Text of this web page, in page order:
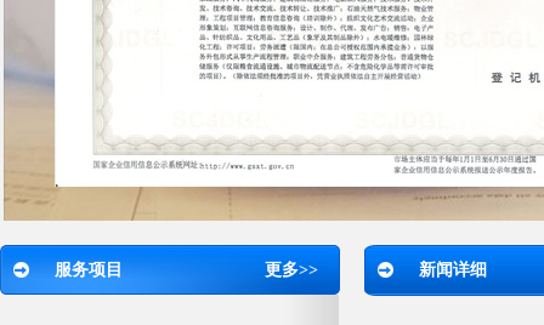
新闻详细
服务项目 更多>>